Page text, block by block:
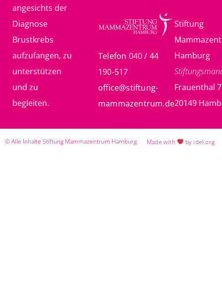
angesichts der
Diagnose
Brustkrebs
aufzufangen, zu
unterstützen
und zu
begleiten.
Telefon 040 / 44
190-517
office@stiftung-
mammazentrum.de
Stiftung
Hamburg
Frauenthal 7
20149
© Alle Inhalte Stiftung Mammazentrum Hamburg Made with by idel.org